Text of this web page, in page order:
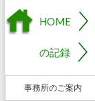
HOME
の記録
事務所のご案内